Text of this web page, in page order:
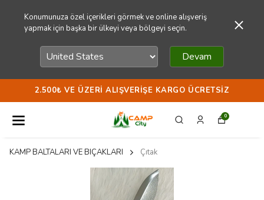
Konumunuza özel içerikleri görmek ve online alışveriş
yapmak için başka bir ülkeyi veya bölgeyi seçin.
Devam
2.500₺ VE ÜZERI ALIŞVERIŞE KARGO ÜCRETSIZ
0
KAMP BALTALARI VE BIÇAKLARI Çıtak